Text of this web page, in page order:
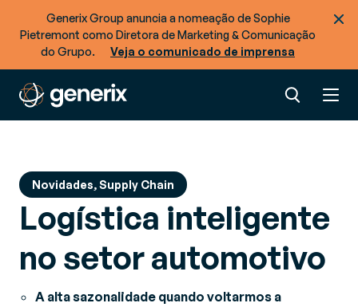
Generix Group anuncia a nomeação de Sophie
Pietremont como Diretora de Marketing & Comunicação
do Grupo.
Veja o comunicado de imprensa
Novidades, Supply Chain
Logística inteligente
no setor automotivo
A alta sazonalidade quando voltarmos a